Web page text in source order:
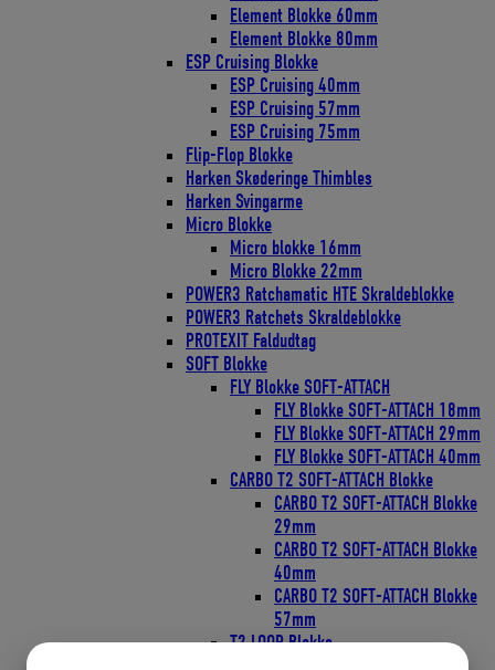
Element Blokke 60mm
Element Blokke 80mm
ESP Cruising Blokke
ESP Cruising 40mm
ESP Cruising 57mm
ESP Cruising 75mm
Flip-Flop Blokke
Harken Skøderinge Thimbles
Harken Svingarme
Micro Blokke
Micro blokke 16mm
Micro Blokke 22mm
POWER3 Ratchamatic HTE Skraldeblokke
POWER3 Ratchets Skraldeblokke
PROTEXIT Faldudtag
SOFT Blokke
FLY Blokke SOFT-ATTACH
FLY Blokke SOFT-ATTACH 18mm
FLY Blokke SOFT-ATTACH 29mm
FLY Blokke SOFT-ATTACH 40mm
CARBO T2 SOFT-ATTACH Blokke
CARBO T2 SOFT-ATTACH Blokke
29mm
CARBO T2 SOFT-ATTACH Blokke
40mm
CARBO T2 SOFT-ATTACH Blokke
57mm
T2 LOOP Blokke